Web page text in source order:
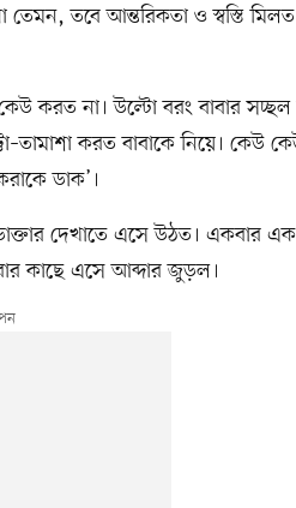
তবে আন্তরিকতা ও স্বস্তি মিলত
করত না। উল্টো বরং বাবার সচ্ছল
করত বাবাকে নিয়ে। কেউ
ডাক’।
দেখাতে এসে উঠত। একবার এক
কাছে এসে আব্দার জুড়ল।